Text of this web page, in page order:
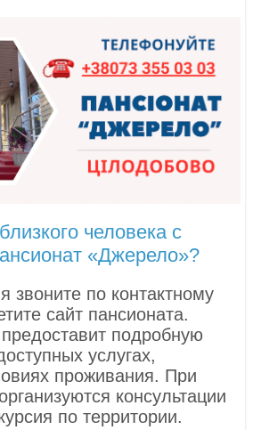
человека с
«Джерело»?
по контактному
сайт пансионата.
подробную
услугах,
проживания. При
консультации
по территории.